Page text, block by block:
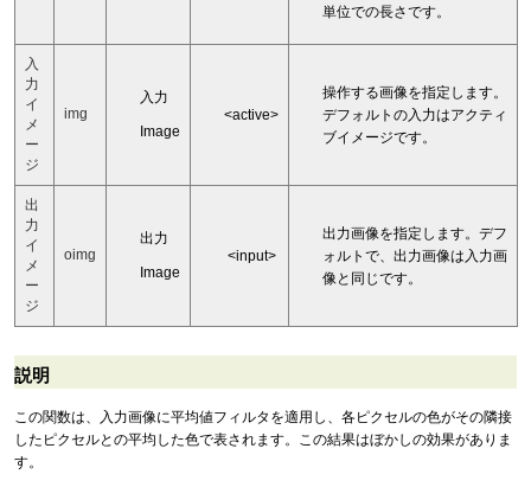
単位での長さです。
入
力
イ
メ
ー
ジ
img
入力
Image
<active>
操作する画像を指定します。
デフォルトの入力はアクティ
ブイメージです。
出
力
イ
メ
ー
ジ
oimg
出力
Image
<input>
出力画像を指定します。デフ
ォルトで、出力画像は入力画
像と同じです。
説明
この関数は、入力画像に平均値フィルタを適用し、各ピクセルの色がその隣接
したピクセルとの平均した色で表されます。この結果はぼかしの効果がありま
す。